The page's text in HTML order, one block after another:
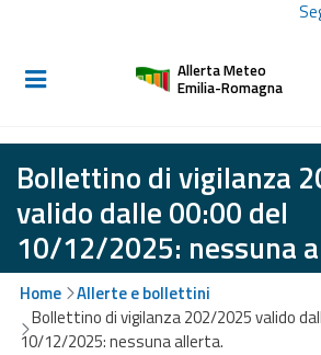
Informati e
Allerte E
Bollettini
Allerte e
Bollettini
Meteo
Allerta Meteo
Emilia-Romagna
Bollettino di vigilanza
valido dalle 00:00 del
10/12/2025: nessuna
Home
Allerte e bollettini
Bollettino di vigilanza 202/2025 valido
10/12/2025: nessuna allerta.